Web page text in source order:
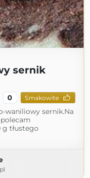
sernik
0 Smakowite
waniliowy sernik.Na
g tłustego